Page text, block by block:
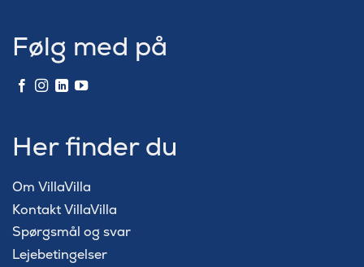
Følg med på
Her finder du
Om VillaVilla
Kontakt VillaVilla
Spørgsmål og svar
Lejebetingelser